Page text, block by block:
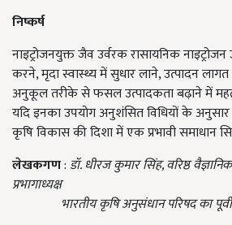
निष्कर्ष
नाइट्रोजनयुक्त जैव उर्वरक रासायनिक नाइट्रोजन
करने, मृदा स्वास्थ्य में सुधार लाने, उत्पादन
अनुकूल तरीके से फसल उत्पादकता बढ़ाने में
यदि इनका उपयोग अनुशंसित विधियों के
कृषि विकास की दिशा में एक प्रभावी समाधान
लेखकगण: डॉ. धीरज कुमार सिंह, वरिष्ठ
प्रभागाध्यक्ष
भारतीय कृषि अनुसंधान परिषद का पूर्वी